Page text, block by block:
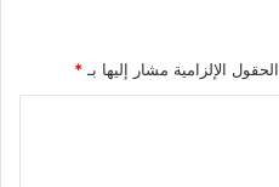
الحقول الإلزامية مشار إليها بـ *